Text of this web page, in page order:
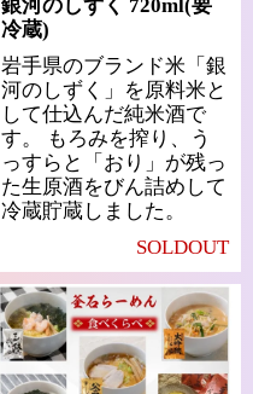
銀河のしずく 720ml(要
冷蔵)
岩手県のブランド米「銀
河のしずく」を原料米と
して仕込んだ純米酒で
す。 もろみを搾り、う
っすらと「おり」が残っ
た生原酒をびん詰めして
冷蔵貯蔵しました。
SOLDOUT